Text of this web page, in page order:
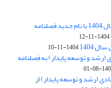
بارگذاری فایل کلی مقالات فصل پاییز سال 1404 با نام جدید فصلنامه
1404-11-12
1404
1404-11-10
و توسعه پایدار) به فصلنامه
1404-
(رشد و توسعه پایدار) از